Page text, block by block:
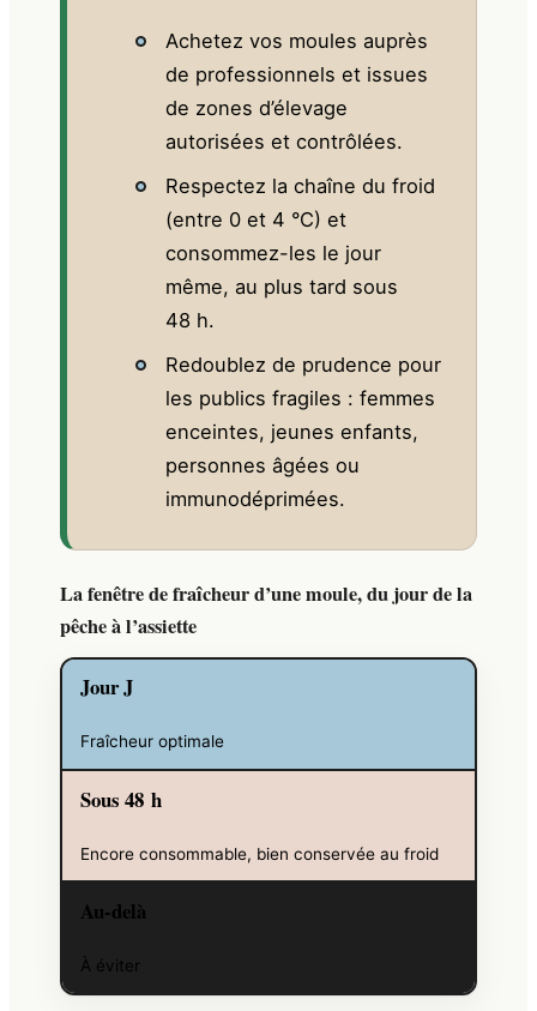
Achetez vos moules auprès
de professionnels et issues
de zones d’élevage
autorisées et contrôlées.
Respectez la chaîne du froid
(entre 0 et 4 °C) et
consommez-les le jour
même, au plus tard sous
48 h.
Redoublez de prudence pour
les publics fragiles : femmes
enceintes, jeunes enfants,
personnes âgées ou
immunodéprimées.
La fenêtre de fraîcheur d’une moule, du jour de la
pêche à l’assiette
Jour J
Fraîcheur optimale
Sous 48 h
Encore consommable, bien conservée au froid
Au-delà
À éviter